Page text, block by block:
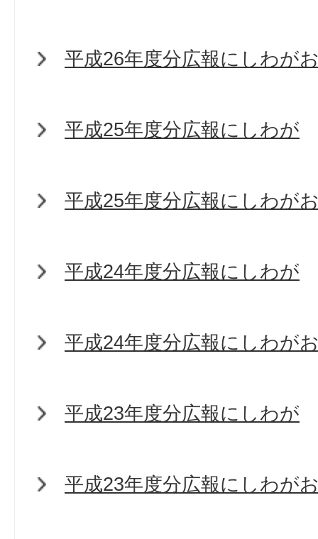
平成26年度分広報にしわが
平成25年度分広報にしわが
平成25年度分広報にしわが
平成24年度分広報にしわが
平成24年度分広報にしわが
平成23年度分広報にしわが
平成23年度分広報にしわが